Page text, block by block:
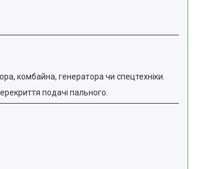
комбайна, генератора чи спецтехніки.
подачі пального.